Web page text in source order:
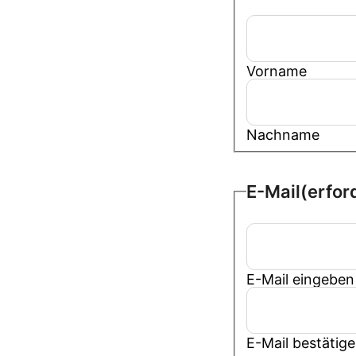
Vorname
Nachname
E-Mail
E-Mail eingeben
E-Mail